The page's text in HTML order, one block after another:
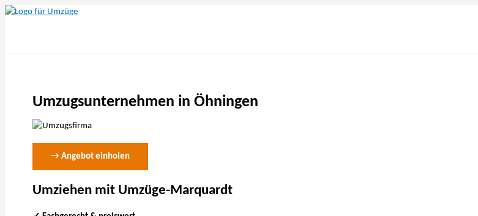
Zum
Umzugsunternehmen in Öhningen
→ Angebot einholen
Umziehen mit Umzüge-Marquardt